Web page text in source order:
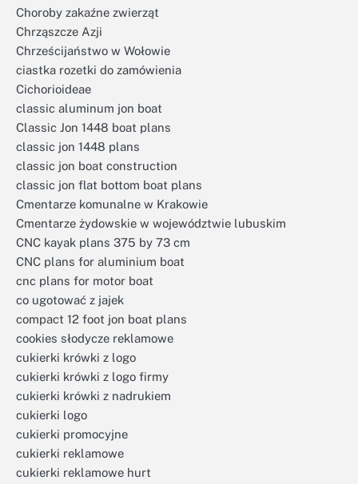
Choroby zakaźne zwierząt
Chrząszcze Azji
Chrześcijaństwo w Wołowie
ciastka rozetki do zamówienia
Cichorioideae
classic aluminum jon boat
Classic Jon 1448 boat plans
classic jon 1448 plans
classic jon boat construction
classic jon flat bottom boat plans
Cmentarze komunalne w Krakowie
Cmentarze żydowskie w województwie lubuskim
CNC kayak plans 375 by 73 cm
CNC plans for aluminium boat
cnc plans for motor boat
co ugotować z jajek
compact 12 foot jon boat plans
cookies słodycze reklamowe
cukierki krówki z logo
cukierki krówki z logo firmy
cukierki krówki z nadrukiem
cukierki logo
cukierki promocyjne
cukierki reklamowe
cukierki reklamowe hurt